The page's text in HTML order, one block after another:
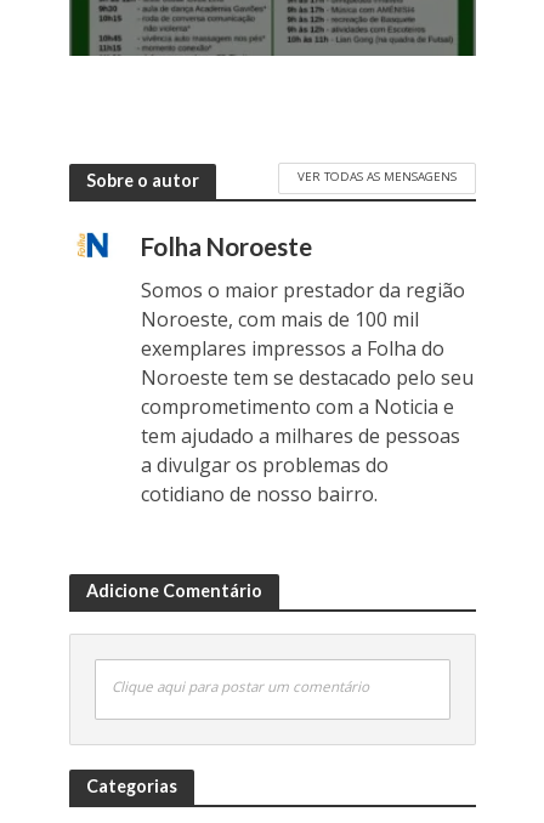
Sobre o autor VER TODAS AS MENSAGENS
Folha Noroeste
Somos o maior prestador da região
Noroeste, com mais de 100 mil
exemplares impressos a Folha do
Noroeste tem se destacado pelo seu
comprometimento com a Noticia e
tem ajudado a milhares de pessoas
a divulgar os problemas do
cotidiano de nosso bairro.
Adicione Comentário
Clique aqui para postar um comentário
Categorias